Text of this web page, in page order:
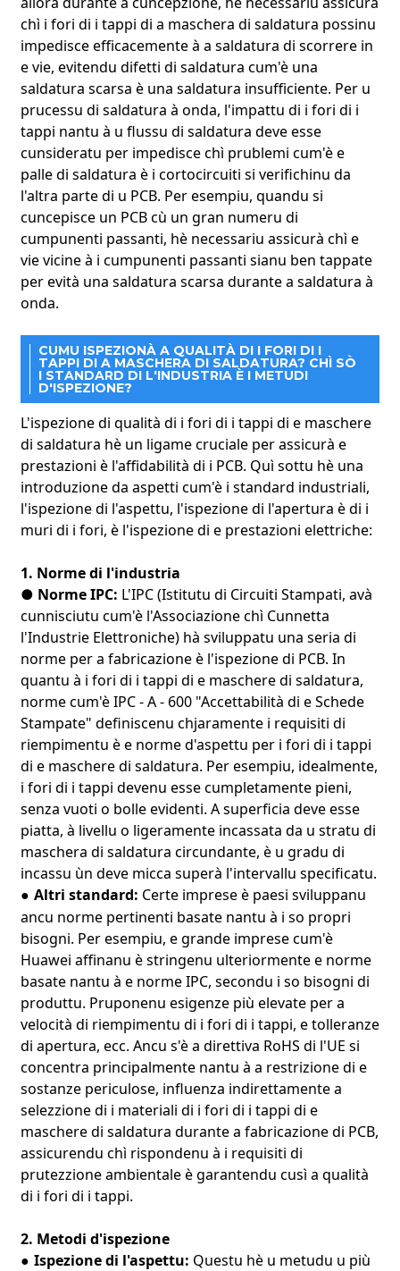
chì i fori di i tappi di a maschera di saldatura possinu
impedisce efficacemente à a saldatura di scorrere in
e vie, evitendu difetti di saldatura cum'è una
saldatura scarsa è una saldatura insufficiente. Per u
prucessu di saldatura à onda, l'impattu di i fori di i
tappi nantu à u flussu di saldatura deve esse
cunsideratu per impedisce chì prublemi cum'è e
palle di saldatura è i cortocircuiti si verifichinu da
l'altra parte di u PCB. Per esempiu, quandu si
cuncepisce un PCB cù un gran numeru di
cumpunenti passanti, hè necessariu assicurà chì e
vie vicine à i cumpunenti passanti sianu ben tappate
per evità una saldatura scarsa durante a saldatura à
onda.
CUMU ISPEZIONÀ A QUALITÀ DI I FORI DI I
TAPPI DI A MASCHERA DI SALDATURA? CHÌ SÒ
I STANDARD DI L'INDUSTRIA È I METUDI
D'ISPEZIONE?
L'ispezione di qualità di i fori di i tappi di e maschere
di saldatura hè un ligame cruciale per assicurà e
prestazioni è l'affidabilità di i PCB. Quì sottu hè una
introduzione da aspetti cum'è i standard industriali,
l'ispezione di l'aspettu, l'ispezione di l'apertura è di i
muri di i fori, è l'ispezione di e prestazioni elettriche:
1. Norme di l'industria
● Norme IPC: L'IPC (Istitutu di Circuiti Stampati, avà
cunnisciutu cum'è l'Associazione chì Cunnetta
l'Industrie Elettroniche) hà sviluppatu una seria di
norme per a fabricazione è l'ispezione di PCB. In
quantu à i fori di i tappi di e maschere di saldatura,
norme cum'è IPC - A - 600 "Accettabilità di e Schede
Stampate" definiscenu chjaramente i requisiti di
riempimentu è e norme d'aspettu per i fori di i tappi
di e maschere di saldatura. Per esempiu, idealmente,
i fori di i tappi devenu esse cumpletamente pieni,
senza vuoti o bolle evidenti. A superficia deve esse
piatta, à livellu o ligeramente incassata da u stratu di
maschera di saldatura circundante, è u gradu di
incassu ùn deve micca superà l'intervallu specificatu.
● Altri standard: Certe imprese è paesi sviluppanu
ancu norme pertinenti basate nantu à i so propri
bisogni. Per esempiu, e grande imprese cum'è
Huawei affinanu è stringenu ulteriormente e norme
basate nantu à e norme IPC, secondu i so bisogni di
produttu. Pruponenu esigenze più elevate per a
velocità di riempimentu di i fori di i tappi, e tolleranze
di apertura, ecc. Ancu s'è a direttiva RoHS di l'UE si
concentra principalmente nantu à a restrizione di e
sostanze periculose, influenza indirettamente a
selezzione di i materiali di i fori di i tappi di e
maschere di saldatura durante a fabricazione di PCB,
assicurendu chì rispondenu à i requisiti di
prutezzione ambientale è garantendu cusì a qualità
di i fori di i tappi.
2. Metodi d'ispezione
● Ispezione di l'aspettu: Questu hè u metudu u più